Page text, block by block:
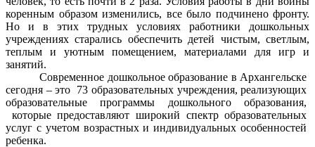
коренным образом изменились, все было подчинено фронту.
Но и в этих трудных условиях работники дошкольных
учреждениях старались обеспечить детей чистым, светлым,
теплым и уютным помещением, материалами для игр и
занятий.
Современное дошкольное образование в Архангельске
сегодня – это 73 образовательных учреждения, реализующих
образовательные программы дошкольного образования,
которые предоставляют широкий спектр образовательных
услуг с учетом возрастных и индивидуальных особенностей
ребенка.